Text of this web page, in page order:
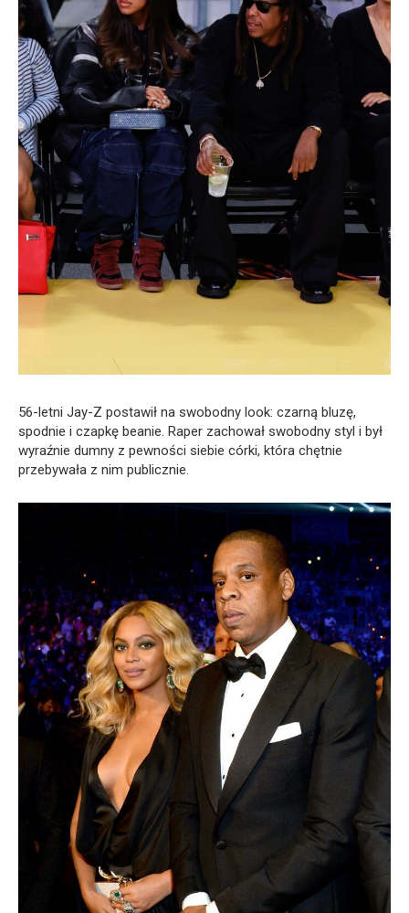
56-letni Jay-Z postawił na swobodny look: czarną bluzę,
spodnie i czapkę beanie. Raper zachował swobodny styl i był
wyraźnie dumny z pewności siebie córki, która chętnie
przebywała z nim publicznie.